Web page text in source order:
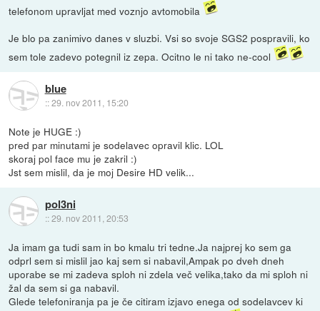
telefonom upravljat med voznjo avtomobila
Je blo pa zanimivo danes v sluzbi. Vsi so svoje SGS2 pospravili, ko
sem tole zadevo potegnil iz zepa. Ocitno le ni tako ne-cool
blue
::29. nov 2011, 15:20
Note je HUGE :)
pred par minutami je sodelavec opravil klic. LOL
skoraj pol face mu je zakril :)
Jst sem mislil, da je moj Desire HD velik...
pol3ni
::29. nov 2011, 20:53
Ja imam ga tudi sam in bo kmalu tri tedne.Ja najprej ko sem ga
odprl sem si mislil jao kaj sem si nabavil,Ampak po dveh dneh
uporabe se mi zadeva sploh ni zdela več velika,tako da mi sploh ni
žal da sem si ga nabavil.
Glede telefoniranja pa je če citiram izjavo enega od sodelavcev ki